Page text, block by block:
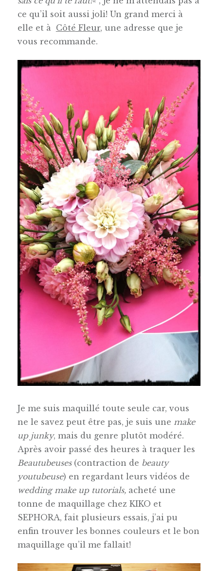
ce qu’il soit aussi joli! Un grand merci à
elle et à Côté Fleur, une adresse que je
vous recommande.
Je me suis maquillé toute seule car, vous
ne le savez peut être pas, je suis une make
up junky, mais du genre plutôt modéré.
Après avoir passé des heures à traquer les
Beautubeuses(contraction de beauty
youtubeuse) en regardant leurs vidéos de
wedding make up tutorials,acheté une
tonne de maquillage chez KIKO et
SEPHORA, fait plusieurs essais, j’ai pu
enfin trouver les bonnes couleurs et le bon
maquillage qu’il me fallait!